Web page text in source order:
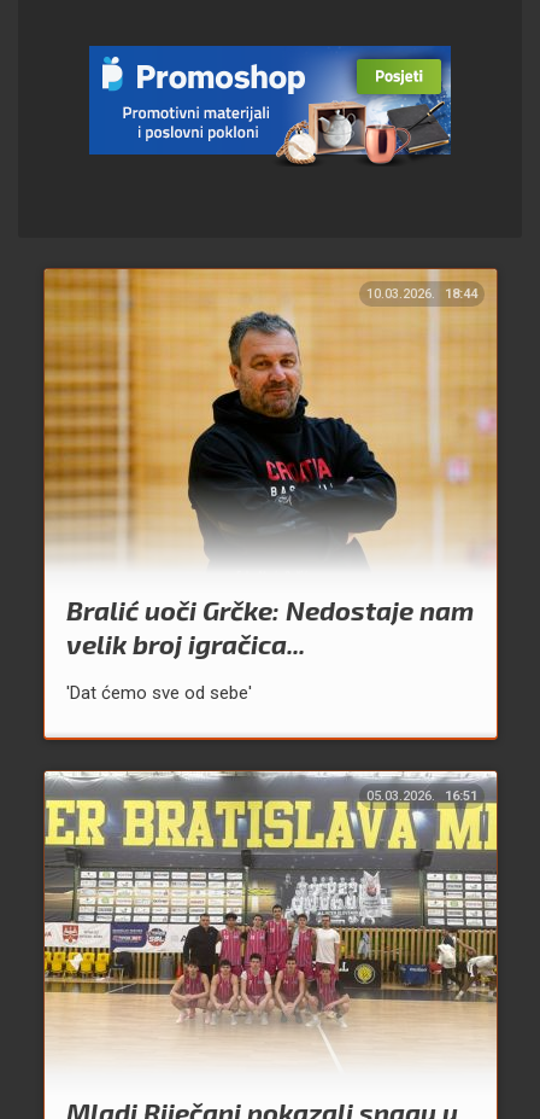
10.03.2026. 18:44
Bralić uoči Grčke: Nedostaje nam
velik broj igračica...
'Dat ćemo sve od sebe'
05.03.2026. 16:51
Mladi Riječani pokazali snagu u